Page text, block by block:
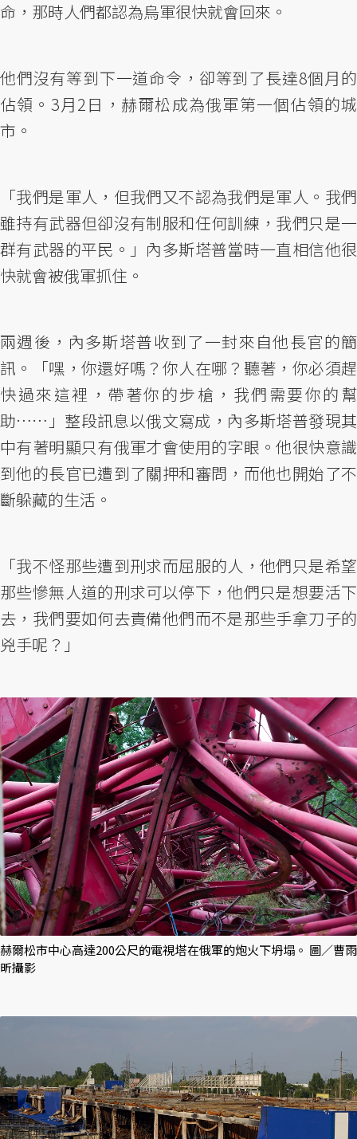
命，那時人們都認為烏軍很快就會回來。
他們沒有等到下一道命令，卻等到了長達8個月的
佔領。3月2日，赫爾松成為俄軍第一個佔領的城
市。
「我們是軍人，但我們又不認為我們是軍人。我們
雖持有武器但卻沒有制服和任何訓練，我們只是一
群有武器的平民。」內多斯塔普當時一直相信他很
快就會被俄軍抓住。
兩週後，內多斯塔普收到了一封來自他長官的簡
訊。「嘿，你還好嗎？你人在哪？聽著，你必須趕
快過來這裡，帶著你的步槍，我們需要你的幫
助……」整段訊息以俄文寫成，內多斯塔普發現其
中有著明顯只有俄軍才會使用的字眼。他很快意識
到他的長官已遭到了關押和審問，而他也開始了不
斷躲藏的生活。
「我不怪那些遭到刑求而屈服的人，他們只是希望
那些慘無人道的刑求可以停下，他們只是想要活下
去，我們要如何去責備他們而不是那些手拿刀子的
兇手呢？」
赫爾松市中心高達200公尺的電視塔在俄軍的炮火下坍塌。 圖／曹雨
昕攝影